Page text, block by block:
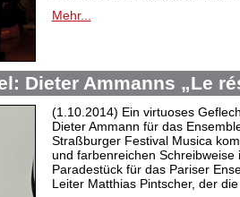
Mehr...
Dieter Ammanns „Le
(1.10.2014) Ein virtuoses
Dieter Ammann für das
Straßburger Festival Musica
und farbenreichen Schreibweise
Paradestück für das Pariser
Leiter Matthias Pintscher, der